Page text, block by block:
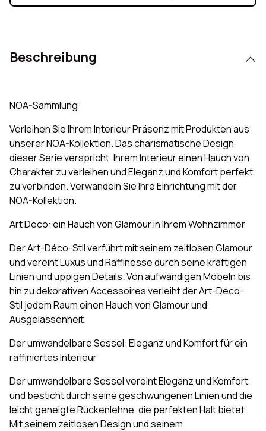
Beschreibung
NOA-Sammlung
Verleihen Sie Ihrem Interieur Präsenz mit Produkten aus
unserer NOA-Kollektion. Das charismatische Design
dieser Serie verspricht, Ihrem Interieur einen Hauch von
Charakter zu verleihen und Eleganz und Komfort perfekt
zu verbinden. Verwandeln Sie Ihre Einrichtung mit der
NOA-Kollektion.
Art Deco: ein Hauch von Glamour in Ihrem Wohnzimmer
Der Art-Déco-Stil verführt mit seinem zeitlosen Glamour
und vereint Luxus und Raffinesse durch seine kräftigen
Linien und üppigen Details. Von aufwändigen Möbeln bis
hin zu dekorativen Accessoires verleiht der Art-Déco-
Stil jedem Raum einen Hauch von Glamour und
Ausgelassenheit.
Der umwandelbare Sessel: Eleganz und Komfort für ein
raffiniertes Interieur
Der umwandelbare Sessel vereint Eleganz und Komfort
und besticht durch seine geschwungenen Linien und die
leicht geneigte Rückenlehne, die perfekten Halt bietet.
Mit seinem zeitlosen Design und seinem